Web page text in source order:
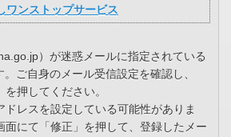
ワンストップサービス
）が迷惑メールに指定されている
ご自身のメール受信設定を確認し、
を押してください。
ドレスを設定している可能性がありま
面にて「修正」を押して、登録したメー